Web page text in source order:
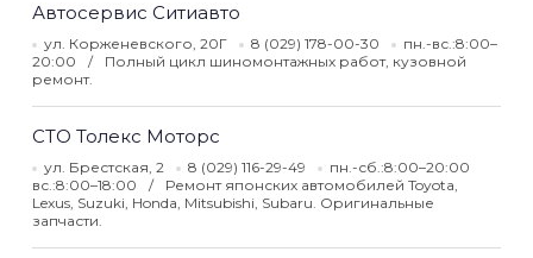
Автосервис Ситиавто
ул. Корженевского, 20Г 8 (029) 178-00-30
пн.-вс.:8:00–
20:00
Полный цикл шиномонтажных работ, кузовной
ремонт.
СТО Толекс Моторс
ул. Брестская, 2 8 (029) 116-29-49
пн.-сб.:8:00–20:00
вс.:8:00–18:00
Ремонт японских автомобилей Toyota,
Lexus, Suzuki, Honda, Mitsubishi, Subaru. Оригинальные
запчасти.